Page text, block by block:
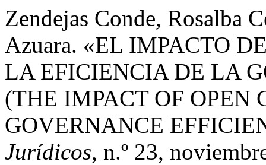
Zendejas Conde, Rosalba
Azuara. «EL IMPACTO
LA EFICIENCIA DE LA
(THE IMPACT OF OPEN
GOVERNANCE
Jurídicos, n.º 23,